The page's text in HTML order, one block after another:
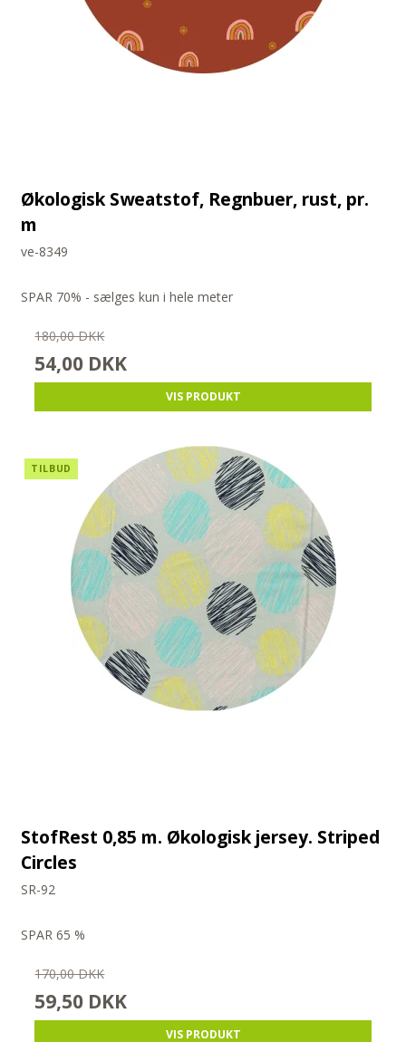
Økologisk Sweatstof, Regnbuer, rust, pr.
m
ve-8349
SPAR 70% - sælges kun i hele meter
180,00 DKK
54,00 DKK
VIS PRODUKT
TILBUD
StofRest 0,85 m. Økologisk jersey. Striped
Circles
SR-92
SPAR 65 %
170,00 DKK
59,50 DKK
VIS PRODUKT